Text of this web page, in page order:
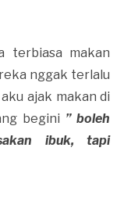
terbiasa makan
nggak terlalu
ajak makan di
begini ” boleh
ibuk, tapi